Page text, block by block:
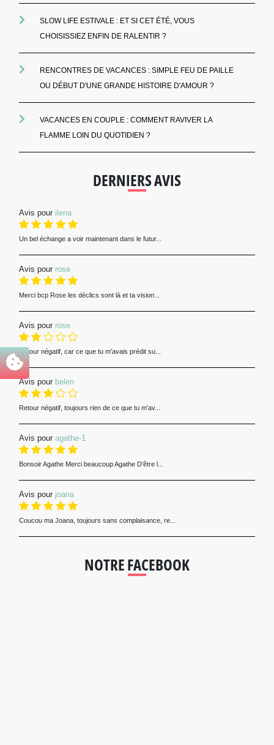
SLOW LIFE ESTIVALE : ET SI CET ÉTÉ, VOUS
CHOISISSIEZ ENFIN DE RALENTIR ?
RENCONTRES DE VACANCES : SIMPLE FEU DE PAILLE
OU DÉBUT D'UNE GRANDE HISTOIRE D'AMOUR ?
VACANCES EN COUPLE : COMMENT RAVIVER LA
FLAMME LOIN DU QUOTIDIEN ?
DERNIERS AVIS
Avis pour ilena
Un bel échange a voir maintenant dans le futur...
Avis pour rose
Merci bcp Rose les déclics sont là et ta vision...
Avis pour rose
Retour négatif, car ce que tu m'avais prédit su...
Avis pour belen
Retour négatif, toujours rien de ce que tu m'av...
Avis pour agathe-1
Bonsoir Agathe Merci beaucoup Agathe D’être l...
Avis pour joana
Coucou ma Joana, toujours sans complaisance, re...
NOTRE FACEBOOK